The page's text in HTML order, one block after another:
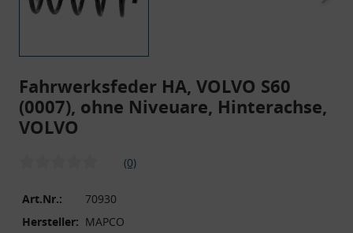
Fahrwerksfeder HA, VOLVO S60
(0007), ohne Niveuare, Hinterachse,
VOLVO
(0)
Art.Nr.:
70930
Hersteller: MAPCO